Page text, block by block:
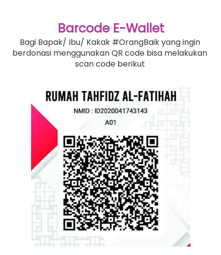
Barcode E-Wallet
Bagi Bapak/ Ibu/ Kakak #OrangBaik yang ingin
berdonasi menggunakan QR code bisa melakukan
scan code berikut